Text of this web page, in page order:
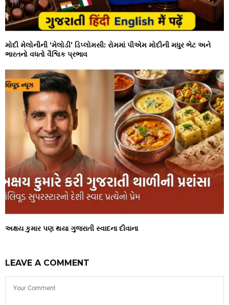
મોદી મેલોનીની ‘મેલોડી’ ડિપ્લોમસી: રોમમાં પીએમ મોદીની મધુર ભેટ અને
ભારતનો વધતો વૈશ્વિક પ્રભાવ
અક્ષય કુમાર પણ થયા ગુજરાતી સ્વાદના દીવાના
LEAVE A COMMENT